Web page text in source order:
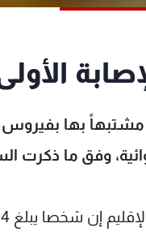
مشتبهاً بها